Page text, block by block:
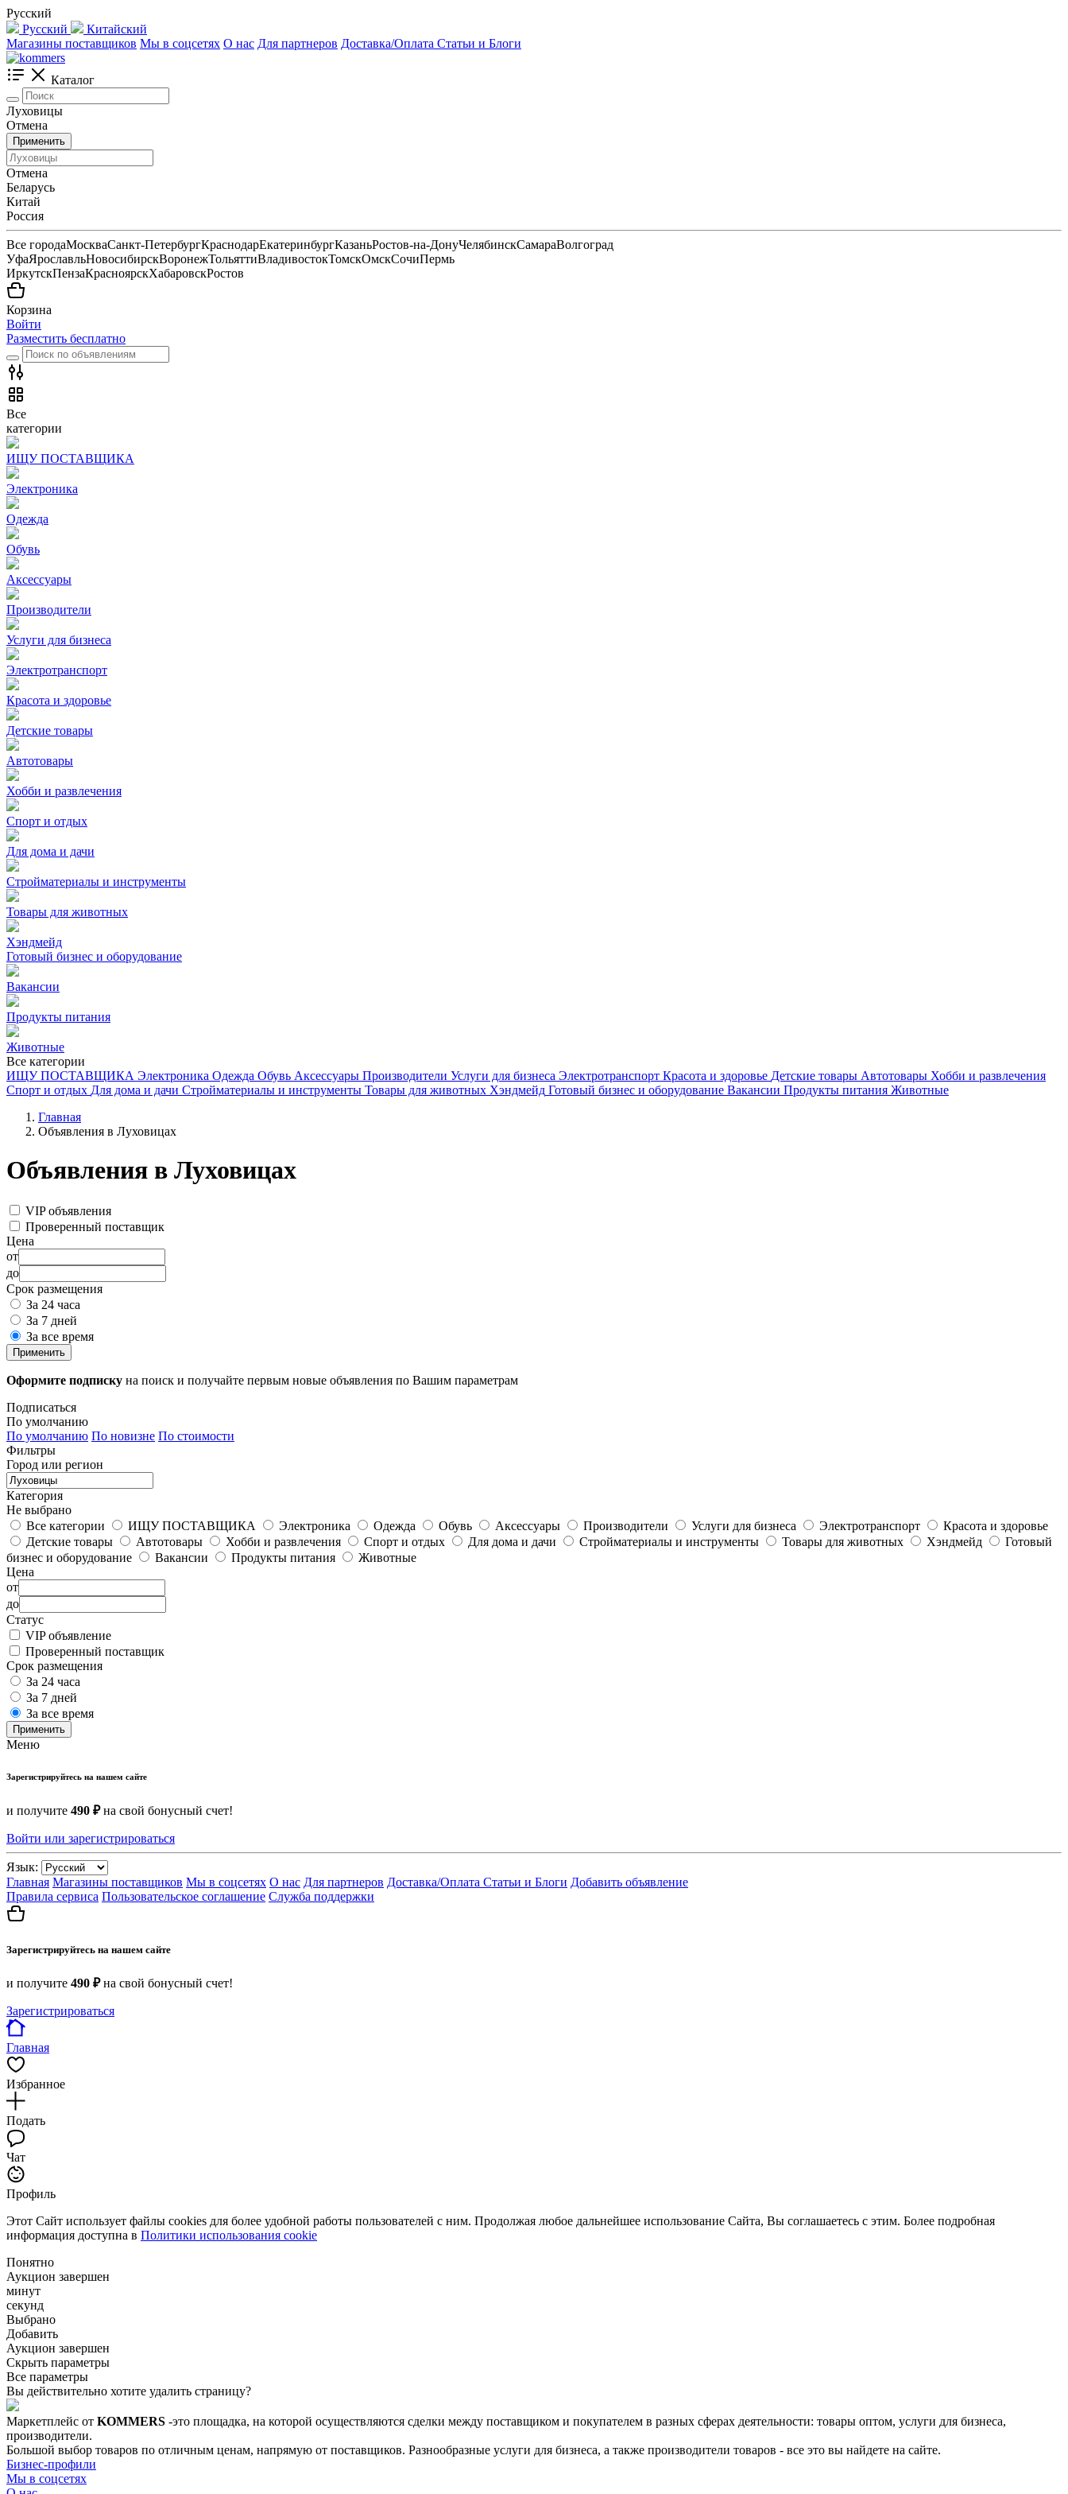
Русский
Русский
Китайский
Магазины поставщиков Мы в соцсетях О нас Для партнеров Доставка/Оплата Статьи и Блоги
Каталог
Луховицы
Отмена
Применить
Отмена
Беларусь
Китай
Россия
Все городаМоскваСанкт-ПетербургКраснодарЕкатеринбургКазаньРостов-на-ДонуЧелябинскСамараВолгоград
УфаЯрославльНовосибирскВоронежТольяттиВладивостокТомскОмскСочиПермь
ИркутскПензаКрасноярскХабаровскРостов
Корзина
Войти
Разместить бесплатно
Все
категории
ИЩУ ПОСТАВЩИКА
Электроника
Одежда
Обувь
Аксессуары
Производители
Услуги для бизнеса
Электротранспорт
Красота и здоровье
Детские товары
Автотовары
Хобби и развлечения
Спорт и отдых
Для дома и дачи
Стройматериалы и инструменты
Товары для животных
Хэндмейд
Готовый бизнес и оборудование
Вакансии
Продукты питания
Животные
Все категории
ИЩУ ПОСТАВЩИКА Электроника Одежда Обувь Аксессуары Производители Услуги для бизнеса Электротранспорт Красота и здоровье Детские товары Автотовары Хобби и развлечения
Спорт и отдых Для дома и дачи Стройматериалы и инструменты Товары для животных Хэндмейд Готовый бизнес и оборудование Вакансии Продукты питания Животные
Главная
Объявления в Луховицах
Объявления в Луховицах
VIP объявления
Проверенный поставщик
Цена
от
до
Срок размещения
За 24 часа
За 7 дней
За все время
Применить
Оформите подписку на поиск и получайте первым новые объявления по Вашим параметрам
Подписаться
По умолчанию
По умолчанию По новизне По стоимости
Фильтры
Город или регион
Категория
Не выбрано
Все категории
ИЩУ ПОСТАВЩИКА Электроника Одежда Обувь Аксессуары Производители Услуги для бизнеса Электротранспорт
Красота и здоровье
Детские товары
Автотовары Хобби и развлечения Спорт и отдых Для дома и дачи Стройматериалы и инструменты Товары для животных Хэндмейд
Готовый
бизнес и оборудование
Вакансии Продукты питания
Животные
Цена
от
до
Статус
VIP объявление
Проверенный поставщик
Срок размещения
За 24 часа
За 7 дней
За все время
Применить
Меню
Зарегистрируйтесь на нашем сайте
и получите 490 ₽на свой бонусный счет!
Войти или зарегистрироваться
Язык:
Главная Магазины поставщиков Мы в соцсетях О нас Для партнеров Доставка/Оплата Статьи и Блоги Добавить объявление
Правила сервиса Пользовательское соглашение Служба поддержки
Зарегистрируйтесь на нашем сайте
и получите 490 ₽на свой бонусный счет!
Зарегистрироваться
Главная
Избранное
Подать
Чат
Профиль
Этот Сайт использует файлы cookies для более удобной работы пользователей с ним. Продолжая любое дальнейшее использование Сайта, Вы соглашаетесь с этим. Более подробная
информация доступна в Политики использования cookie
Понятно
Аукцион завершен
минут
секунд
Выбрано
Добавить
Аукцион завершен
Скрыть параметры
Все параметры
Вы действительно хотите удалить страницу?
Маркетплейс от KOMMERS -это площадка, на которой осуществляются сделки между поставщиком и покупателем в разных сферах деятельности: товары оптом, услуги для бизнеса,
производители.
Большой выбор товаров по отличным ценам, напрямую от поставщиков. Разнообразные услуги для бизнеса, а также производители товаров - все это вы найдете на сайте.
Бизнес-профили
Мы в соцсетях